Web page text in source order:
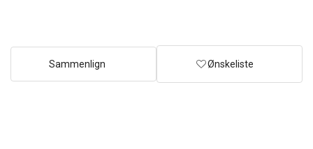
Sammenlign Ønskeliste